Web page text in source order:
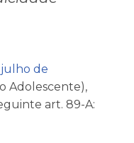
julho de
Adolescente),
art. 89-A: